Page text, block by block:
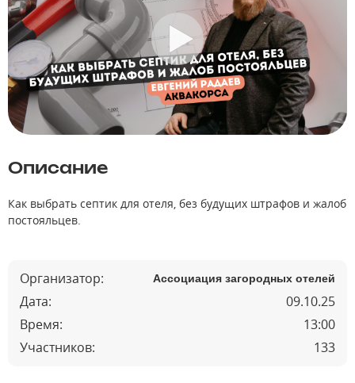
Описание
Как выбрать септик для отеля, без будущих штрафов и жалоб
постояльцев.
Организатор: Ассоциация загородных отелей
Дата:
09.10.25
Время:
13:00
Участников:
133